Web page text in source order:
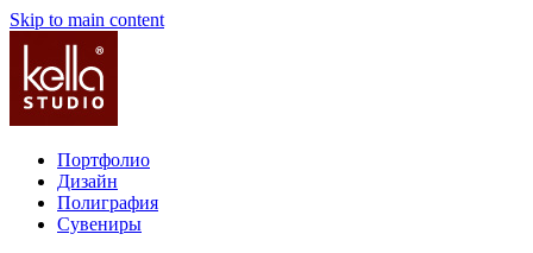
Skip to main content
Портфолио
Дизайн
Полиграфия
Сувениры